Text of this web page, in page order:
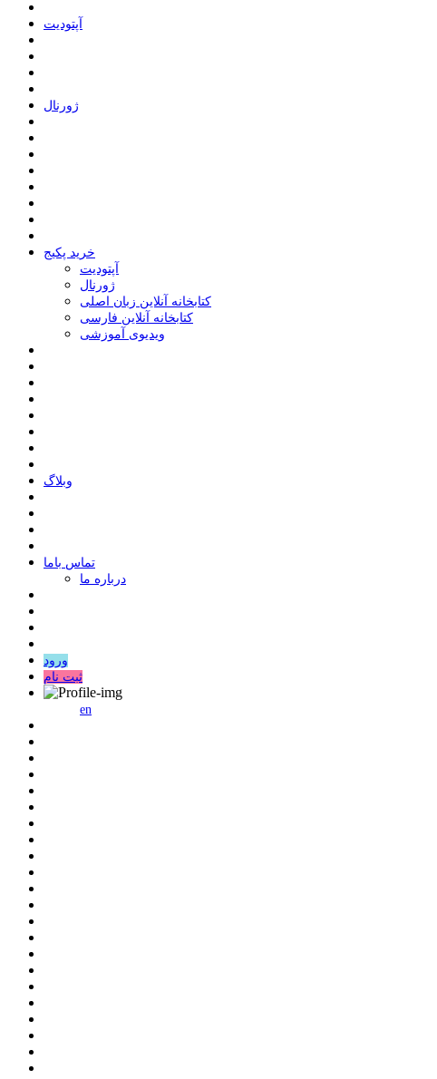
ﺁﭘﺘﻮﺩﯾﺖ
ﮊﻭﺭﻧﺎﻝ
خرید پکیج
ﺁﭘﺘﻮﺩﯾﺖ
ﮊﻭﺭﻧﺎﻝ
کتابخانه آنلاین زبان اصلی
کتابخانه آنلاین فارسی
ویدیوی آموزشی
وبلاگ
ﺗﻤﺎﺱ ﺑﺎﻣﺎ
درباره ما
ورود
ثبت نام
en